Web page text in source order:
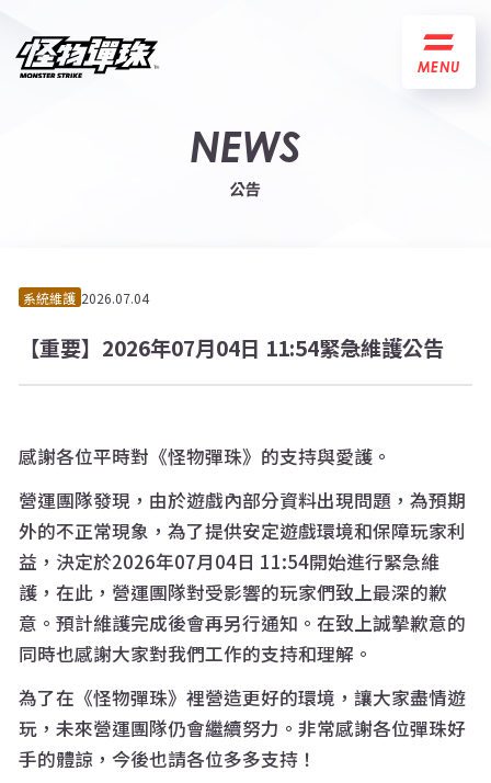
MENU
NEWS
公告
系統維護 2026.07.04
【重要】2026年07月04日 11:54緊急維護公告
感謝各位平時對《怪物彈珠》的支持與愛護。
營運團隊發現，由於遊戲內部分資料出現問題，為預期
外的不正常現象，為了提供安定遊戲環境和保障玩家利
益，決定於2026年07月04日 11:54開始進行緊急維
護，在此，營運團隊對受影響的玩家們致上最深的歉
意。預計維護完成後會再另行通知。在致上誠摯歉意的
同時也感謝大家對我們工作的支持和理解。
為了在《怪物彈珠》裡營造更好的環境，讓大家盡情遊
玩，未來營運團隊仍會繼續努力。非常感謝各位彈珠好
手的體諒，今後也請各位多多支持！